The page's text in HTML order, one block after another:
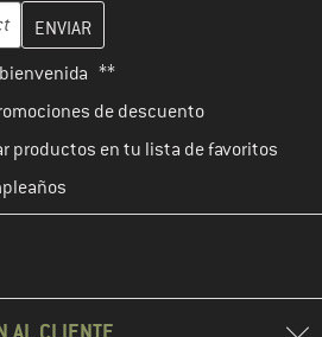
de correo electrónico y crea tu
bienvenida **
de descuento
productos en tu lista de favoritos